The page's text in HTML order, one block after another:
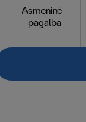
Asmeninė
pagalba